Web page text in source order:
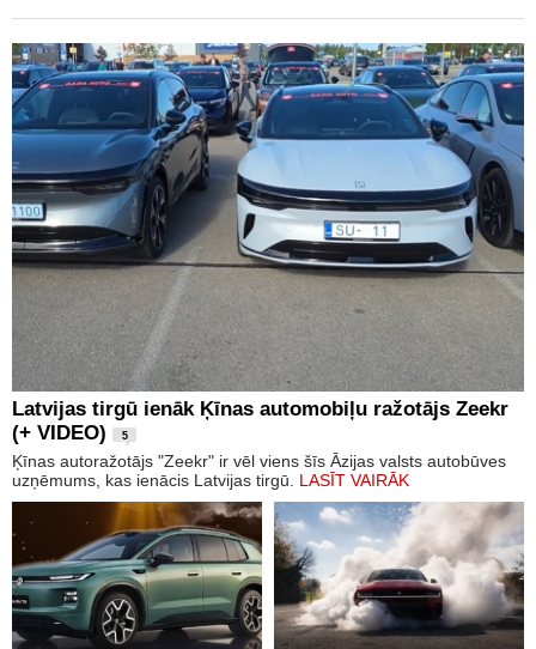
Latvijas tirgū ienāk Ķīnas automobiļu ražotājs Zeekr
(+ VIDEO)
5
Ķīnas autoražotājs "Zeekr" ir vēl viens šīs Āzijas valsts autobūves
uzņēmums, kas ienācis Latvijas tirgū. LASĪT VAIRĀK